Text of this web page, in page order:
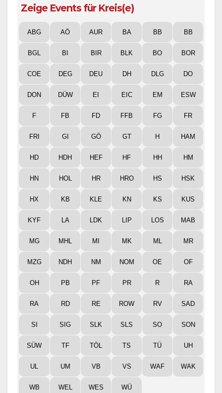
Zeige Events für Kreis(e)
ABG AÖ AUR BA BB BB
BGL BI BIR BLK BO BOR
COE DEG DEU DH DLG DO
DON DÜW EI EIC EM ESW
F FB FD FFB FG FR
FRI GI GÖ GT H HAM
HD HDH HEF HF HH HM
HN HOL HR HRO HS HSK
HX KB KLE KN KS KUS
KYF LA LDK LIP LOS MAB
MG MHL MI MK ML MR
MZG NDH NM NOM OE OF
OH PB PF PR R RA
RA RD RE ROW RV SAD
SI SIG SLK SLS SO SON
SÜW TF TÖL TS TÜ UH
UL UM VB VS WAF WAK
WB WEL WES WÜ